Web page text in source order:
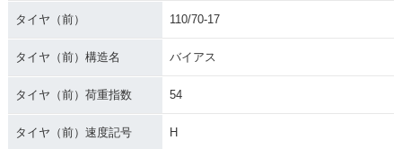
タイヤ（前） 110/70-17
タイヤ（前）構造名 バイアス
タイヤ（前）荷重指数 54
タイヤ（前）速度記号 H